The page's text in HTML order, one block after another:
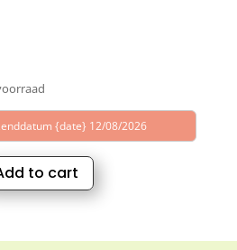
{date} 12/08/2026
to cart